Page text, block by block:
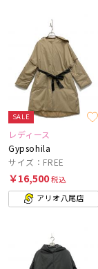
SALE
レディース
Gypsohila
サイズ：FREE
￥16,500税込
アリオ八尾店